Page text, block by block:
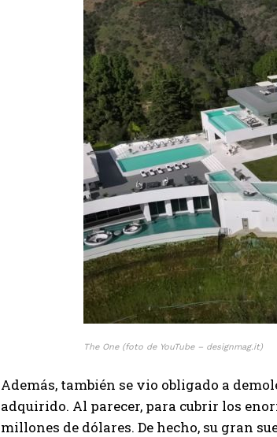
The One (foto de YouTube – designmag.it)
Además, también se vio obligado a
adquirido. Al parecer, para cubrir los
millones de dólares. De hecho, su gran